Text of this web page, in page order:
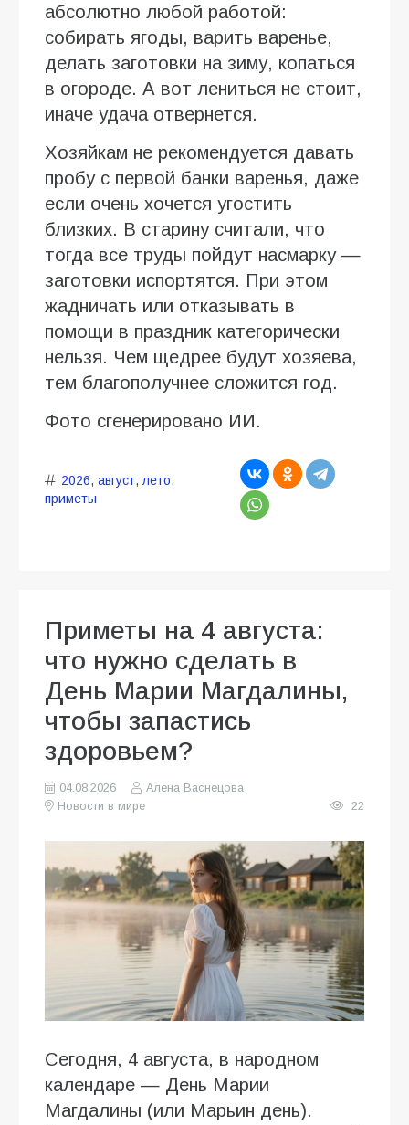
абсолютно любой работой:
собирать ягоды, варить варенье,
делать заготовки на зиму, копаться
в огороде. А вот лениться не стоит,
иначе удача отвернется.
Хозяйкам не рекомендуется давать
пробу с первой банки варенья, даже
если очень хочется угостить
близких. В старину считали, что
тогда все труды пойдут насмарку —
заготовки испортятся. При этом
жадничать или отказывать в
помощи в праздник категорически
нельзя. Чем щедрее будут хозяева,
тем благополучнее сложится год.
Фото сгенерировано ИИ.
2026, август,лето,
приметы
Приметы на 4 августа:
что нужно сделать в
День Марии Магдалины,
чтобы запастись
здоровьем?
04.08.2026
Алена Васнецова
Новости в мире
22
Сегодня, 4 августа, в народном
календаре — День Марии
Магдалины (или Марьин день).